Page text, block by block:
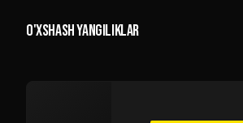
O'XSHASH YANGILIKLAR